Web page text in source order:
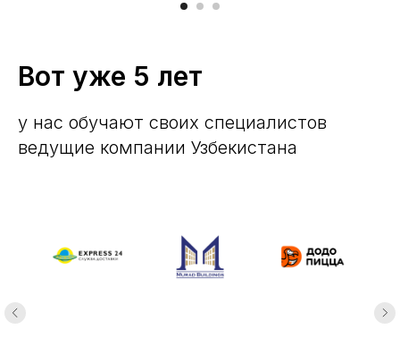
Вот уже 5 лет
у нас обучают своих специалистов
ведущие компании Узбекистана